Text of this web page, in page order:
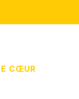
CŒUR